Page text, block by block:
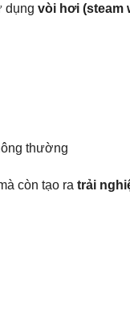
dụng vòi hơi (steam
thường
còn tạo ra trải